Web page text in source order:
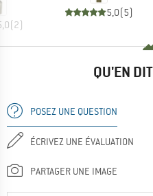
(2)
5,0(5)
QU'EN
POSEZ UNE QUESTION
ÉCRIVEZ UNE ÉVALUATION
PARTAGER UNE IMAGE